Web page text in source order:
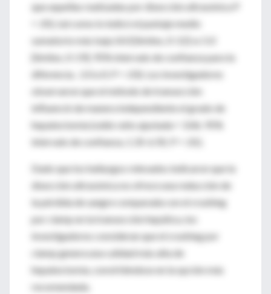
que aquellas realizadas por disección ultrasónica P
= .05), tal como lo indicó el puntaje medio
sumatorio más bajo (4.0 [límites, 0-12] vs 5.0
[límites, 0-19]; 95% intervalo de confianza para la
diferencia, -2.0 a 0; P = .03). Los investigadores
observaron que el método de transección
influenció de manera independiente el grado de
hepatectomía (odds ratio ajustada = 3.06; 95%
intervalo de confianza, 1.35-6.92; P = .01).
Dado que los hallazgos relevados indicaron que la
disección ultrasónica no ofrece una reducción de
la pérdida de sangre comparada con el crushing
por clamp en la transección hepática, los
investigadores consideran que el crushing por
clamp genera una calidad más alta de
hepatectomía, convirtiéndose en la opción más
recomendada.